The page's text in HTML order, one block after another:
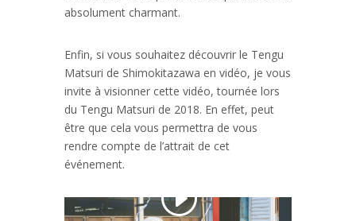
absolument charmant.
Enfin, si vous souhaitez découvrir le Tengu
Matsuri de Shimokitazawa en vidéo, je vous
invite à visionner cette vidéo, tournée lors
du Tengu Matsuri de 2018. En effet, peut
être que cela vous permettra de vous
rendre compte de l’attrait de cet
événement.